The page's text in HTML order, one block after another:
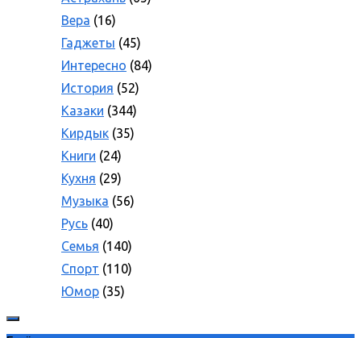
Вера (16)
Гаджеты (45)
Интересно (84)
История (52)
Казаки (344)
Кирдык (35)
Книги (24)
Кухня (29)
Музыка (56)
Русь (40)
Семья (140)
Спорт (110)
Юмор (35)